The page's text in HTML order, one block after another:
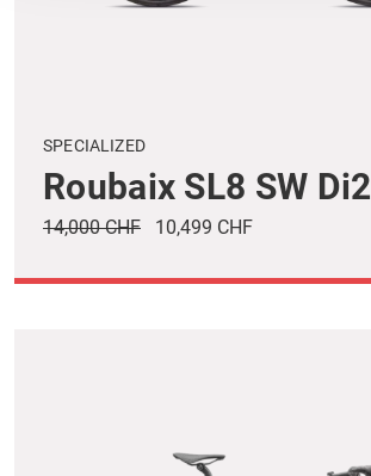
SPECIALIZED
Roubaix SL8 SW Di2
14,000 CHF 10,499 CHF